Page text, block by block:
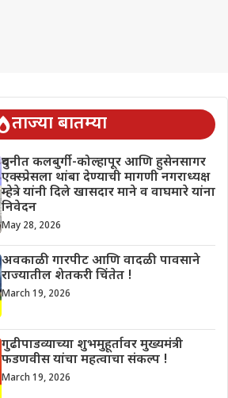
ताज्या बातम्या
दुधनीत कलबुर्गी-कोल्हापूर आणि हुसेनसागर
एक्स्प्रेसला थांबा देण्याची मागणी नगराध्यक्ष
म्हेत्रे यांनी दिले खासदार माने व वाघमारे यांना
निवेदन
May 28, 2026
अवकाळी गारपीट आणि वादळी पावसाने
राज्यातील शेतकरी चिंतेत !
March 19, 2026
गुढीपाडव्याच्या शुभमुहूर्तावर मुख्यमंत्री
फडणवीस यांचा महत्वाचा संकल्प !
March 19, 2026